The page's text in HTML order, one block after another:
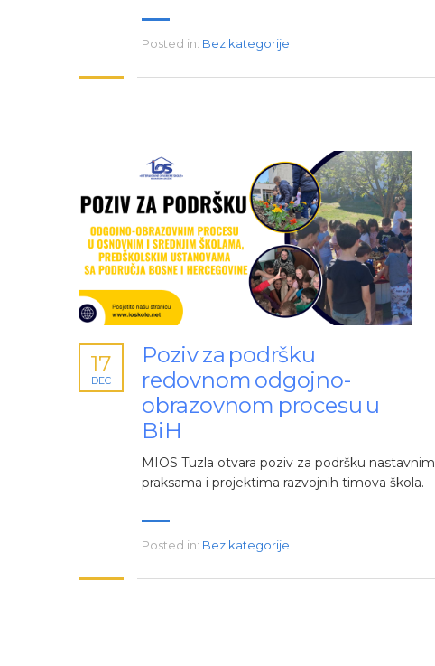
Posted in: Bez kategorije
Poziv za podršku
redovnom odgojno-
obrazovnom procesu u
BiH
17
DEC
MIOS Tuzla otvara poziv za podršku nastavnim
praksama i projektima razvojnih timova škola.
Posted in: Bez kategorije